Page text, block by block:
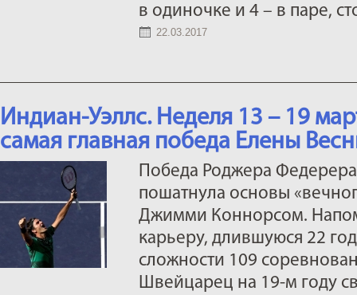
в одиночке и 4 – в паре,
22.03.2017
Индиан-Уэллс. Неделя 13 – 19
самая главная победа Елены
Победа Роджера
пошатнула основы
Джимми Коннорсом.
карьеру, длившуюся 22
сложности 109
Швейцарец на 19-м году